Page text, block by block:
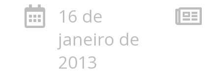
16 de
janeiro de
2013